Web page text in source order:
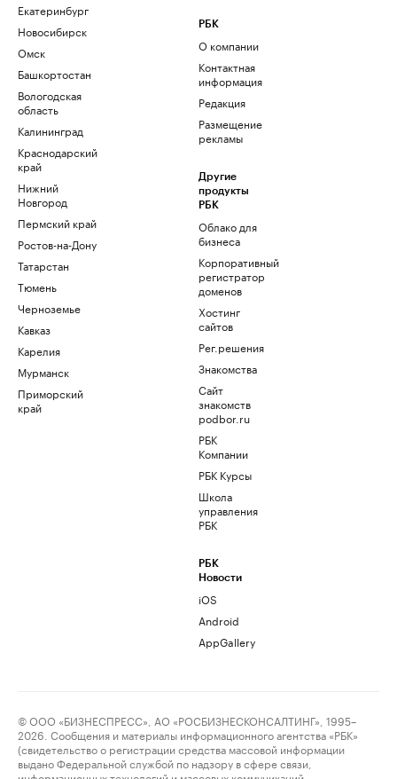
Екатеринбург
Новосибирск
Омск
Башкортостан
Вологодская
область
Калининград
Краснодарский
край
Нижний
Новгород
Пермский край
Ростов-на-Дону
Татарстан
Тюмень
Черноземье
Кавказ
Карелия
Мурманск
Приморский
край
РБК
О компании
Контактная
информация
Редакция
Размещение
рекламы
Другие
продукты
РБК
Облако для
бизнеса
Корпоративный
регистратор
доменов
Хостинг
сайтов
Рег.решения
Знакомства
Сайт
знакомств
podbor.ru
РБК
Компании
РБК Курсы
Школа
управления
РБК
РБК
Новости
iOS
Android
AppGallery
© ООО «БИЗНЕСПРЕСС», АО «РОСБИЗНЕСКОНСАЛТИНГ», 1995–
2026. Сообщения и материалы информационного агентства «РБК»
(свидетельство о регистрации средства массовой информации
выдано Федеральной службой по надзору в сфере связи,